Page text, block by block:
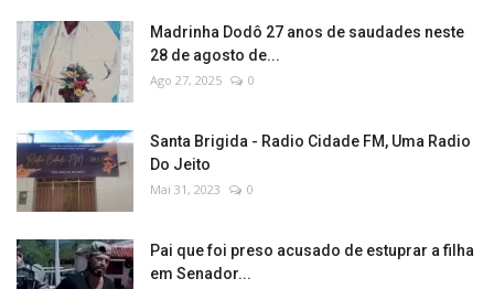
Madrinha Dodô 27 anos de saudades neste
28 de agosto de...
Ago 27, 2025 0
Santa Brigida - Radio Cidade FM, Uma Radio
Do Jeito
Mai 31, 2023 0
Pai que foi preso acusado de estuprar a filha
em Senador...